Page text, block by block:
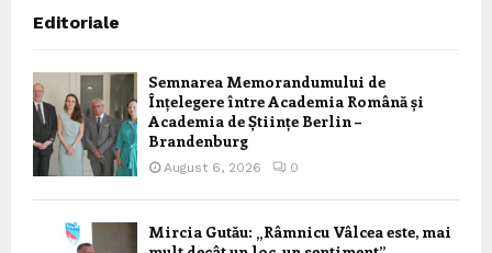
Editoriale
Semnarea Memorandumului de
Înțelegere între Academia Română și
Academia de Științe Berlin –
Brandenburg
August 6, 2026 0
Mircia Gutău: „Râmnicu Vâlcea este, mai